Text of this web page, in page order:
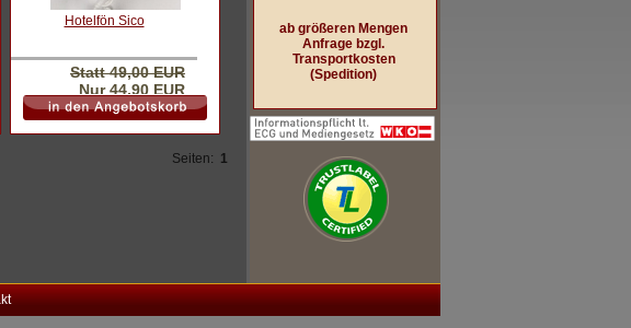
Hotelfön Sico
Statt 49,00 EUR
Nur 44,90 EUR
Seiten: 1
ab größeren Mengen
Anfrage bzgl.
Transportkosten
(Spedition)